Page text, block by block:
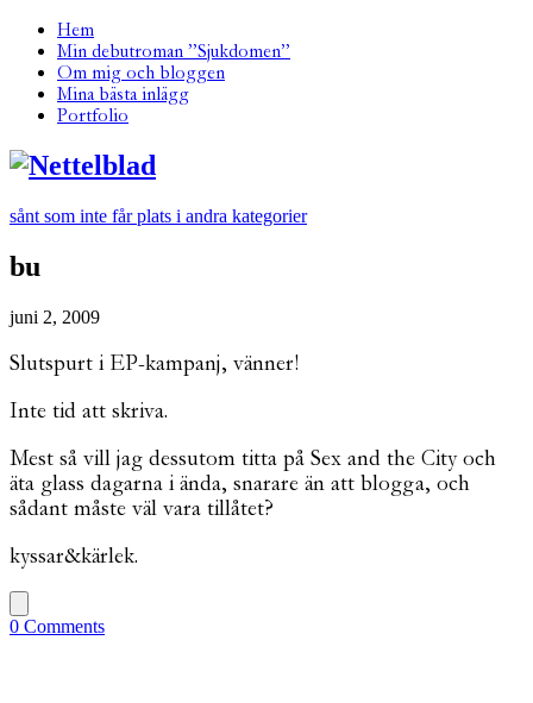
Hem
Min debutroman ”Sjukdomen”
Om mig och bloggen
Mina bästa inlägg
Portfolio
sånt som inte får plats i andra kategorier
bu
juni 2, 2009
Slutspurt i EP-kampanj, vänner!
Inte tid att skriva.
Mest så vill jag dessutom titta på Sex and the City och
äta glass dagarna i ända, snarare än att blogga, och
sådant måste väl vara tillåtet?
kyssar&kärlek.
0 Comments